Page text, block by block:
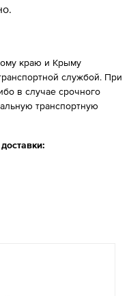
краю и Крыму
службой. При
в случае срочного
транспортную